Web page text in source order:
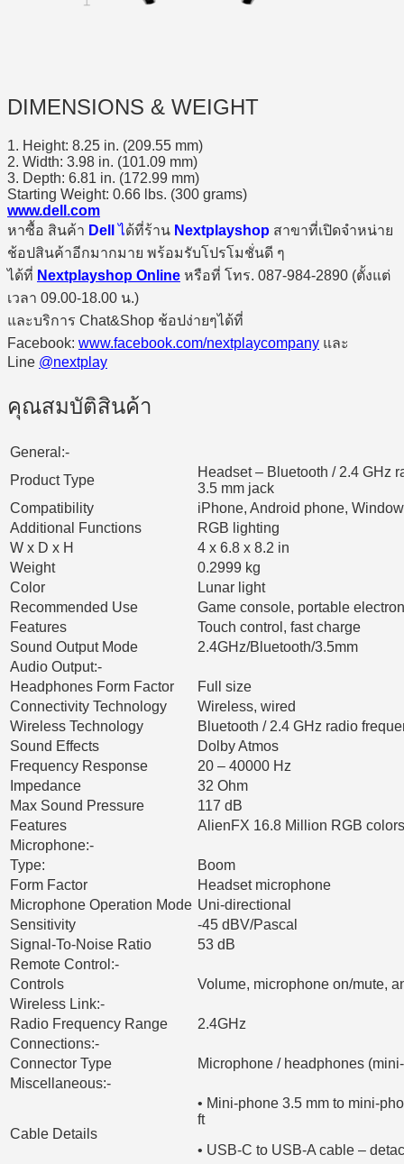
DIMENSIONS & WEIGHT
1. Height: 8.25 in. (209.55 mm)
2. Width: 3.98 in. (101.09 mm)
3. Depth: 6.81 in. (172.99 mm)
Starting Weight: 0.66 lbs. (300 grams)
www.dell.com
หาซื้อ สินค้า Dell ได้ที่ร้าน Nextplayshop สาขาที่เปิดจำหน่าย
ช้อปสินค้าอีกมากมาย พร้อมรับโปรโมชั่นดี ๆ
ได้ที่ Nextplayshop Online หรือที่ โทร. 087-984-2890 (ตั้งแต่
เวลา 09.00-18.00 น.)
และบริการ Chat&Shop ช้อปง่ายๆได้ที่
Facebook: www.facebook.com/nextplaycompany และ
Line @nextplay
คุณสมบัติสินค้า
General:-
Product Type
Headset – Bluetooth / 2.4 GHz
3.5 mm jack
Compatibility
iPhone, Android phone,
Additional Functions
RGB lighting
W x D x H
4 x 6.8 x 8.2 in
Weight
0.2999 kg
Color
Lunar light
Recommended Use
Game console, portable
Features
Touch control, fast charge
Sound Output Mode
2.4GHz/Bluetooth/3.5mm
Audio Output:-
Headphones Form Factor
Full size
Connectivity Technology
Wireless, wired
Wireless Technology
Bluetooth / 2.4 GHz radio
Sound Effects
Dolby Atmos
Frequency Response
20 – 40000 Hz
Impedance
32 Ohm
Max Sound Pressure
117 dB
Features
AlienFX 16.8 Million RGB colors
Microphone:-
Type:
Boom
Form Factor
Headset microphone
Microphone Operation Mode Uni-directional
Sensitivity
-45 dBV/Pascal
Signal-To-Noise Ratio
53 dB
Remote Control:-
Controls
Volume, microphone on/mute,
Wireless Link:-
Radio Frequency Range
2.4GHz
Connections:-
Connector Type
Microphone / headphones
Miscellaneous:-
Cable Details
• Mini-phone 3.5 mm to mini-
ft
• USB-C to USB-A cable –